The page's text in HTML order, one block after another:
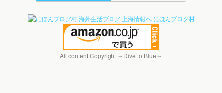
にほんブログ村
All content Copyright ～Dive to Blue～